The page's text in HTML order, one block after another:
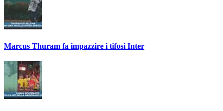
Marcus Thuram fa impazzire i tifosi Inter